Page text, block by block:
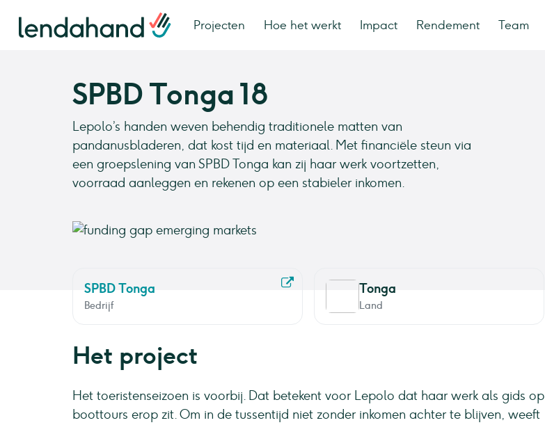
Projecten Hoe het werkt Impact Rendement Team
SPBD Tonga 18
Lepolo’s handen weven behendig traditionele matten van
pandanusbladeren, dat kost tijd en materiaal. Met financiële steun via
een groepslening van SPBD Tonga kan zij haar werk voortzetten,
voorraad aanleggen en rekenen op een stabieler inkomen.
SPBD Tonga
Bedrijf
Tonga
Land
Het project
Het toeristenseizoen is voorbij. Dat betekent voor Lepolo dat haar werk als gids op
boottours erop zit. Om in de tussentijd niet zonder inkomen achter te blijven, weeft